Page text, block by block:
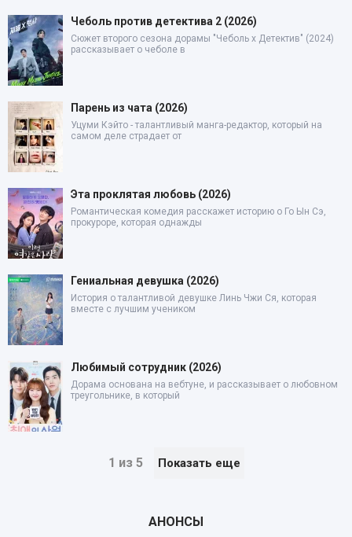
Чеболь против детектива 2 (2026)
Сюжет второго сезона дорамы "Чеболь x Детектив" (2024)
рассказывает о чеболе в
Парень из чата (2026)
Уцуми Кэйто - талантливый манга-редактор, который на
самом деле страдает от
Эта проклятая любовь (2026)
Романтическая комедия расскажет историю о Го Ын Сэ,
прокуроре, которая однажды
Гениальная девушка (2026)
История о талантливой девушке Линь Чжи Ся, которая
вместе с лучшим учеником
Любимый сотрудник (2026)
Дорама основана на вебтуне, и рассказывает о любовном
треугольнике, в который
1 из 5 Показать еще
АНОНСЫ